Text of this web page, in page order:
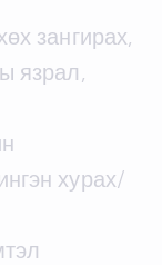
зангирах,
язрал,
хурах/